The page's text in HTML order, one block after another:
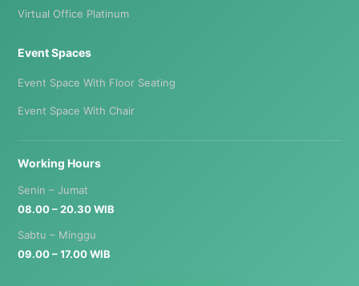
Virtual Office Platinum
Event Spaces
Event Space With Floor Seating
Event Space With Chair
Working Hours
Senin – Jumat
08.00 – 20.30 WIB
Sabtu – Minggu
09.00 – 17.00 WIB